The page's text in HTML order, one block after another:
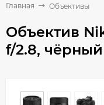
Главная Объективы
Объектив
f/2.8, чёрный